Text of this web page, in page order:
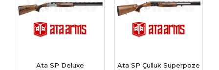
Ata SP Deluxe
Ata SP Çulluk Süperpoze